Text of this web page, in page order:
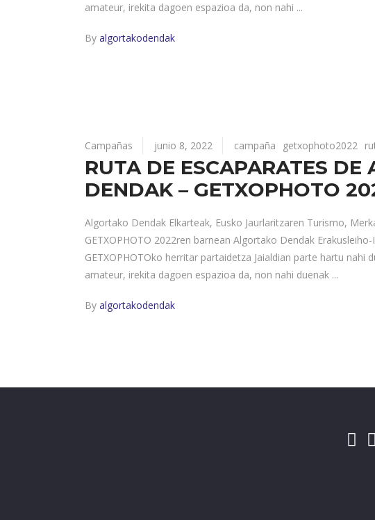
amateur, irekita dagoen espazioa da, non nahi
By algortakodendak
Campañas junio 8, 2022 campaña getxophoto2022
RUTA DE ESCAPARATES DE
DENDAK – GETXOPHOTO
Algortako Dendak Elkarteak, Eusko Jaurlaritzaren Turismo,
GETXOPHOTO 2022ren barnean Algortako Dendak
GETXOPHOTOko herritar partaidetza Jaialdian parte hartu
amateur, irekita dagoen espazioa da, non nahi duenak
By algortakodendak